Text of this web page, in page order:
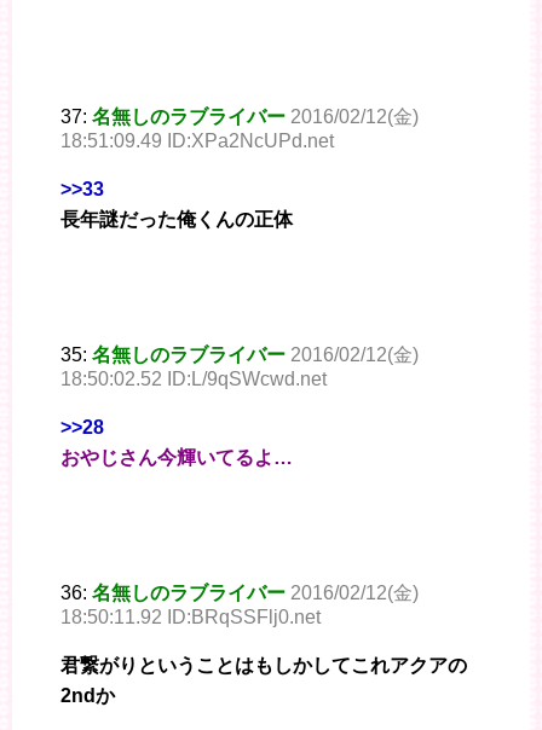
37: 名無しのラブライバー 2016/02/12(金)
18:51:09.49 ID:XPa2NcUPd.net
>>33
長年謎だった俺くんの正体
35: 名無しのラブライバー 2016/02/12(金)
18:50:02.52 ID:L/9qSWcwd.net
>>28
おやじさん今輝いてるよ…
36: 名無しのラブライバー 2016/02/12(金)
18:50:11.92 ID:BRqSSFlj0.net
君繋がりということはもしかしてこれアクアの
2ndか